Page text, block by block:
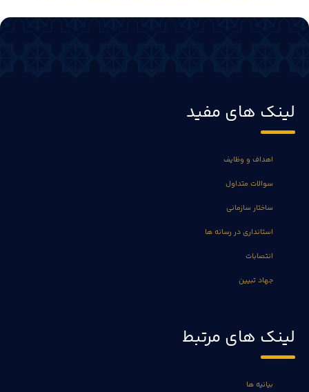
لینک های مفید
اهداف و وظایف
سوالات متداول
ساختار سازمانی
استانداری در رسانه ها
انتصابات
جهاد تبیین
لینک های مرتبط
بیانیه ها